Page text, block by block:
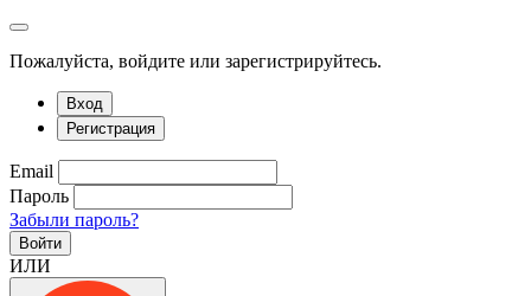
Пожалуйста, войдите или зарегистрируйтесь.
Вход
Регистрация
Email
Пароль
Забыли пароль?
Войти
ИЛИ